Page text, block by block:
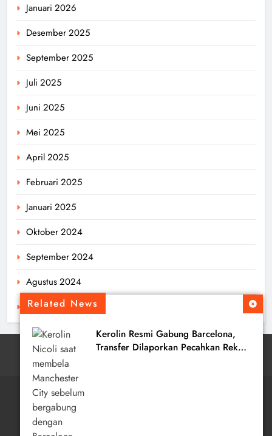
Related News
Kerolin Resmi Gabung Barcelona,
Transfer Dilaporkan Pecahkan Rekor
Januari 2026
Desember 2025
September 2025
Juli 2025
Juni 2025
Mei 2025
April 2025
Februari 2025
Januari 2025
Oktober 2024
September 2024
Agustus 2024
Juli 2024